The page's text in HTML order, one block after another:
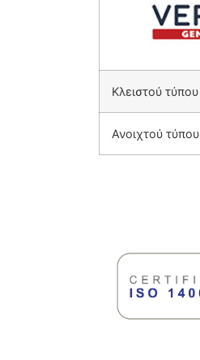
Κλειστού τύπου
Ανοιχτού τύπου